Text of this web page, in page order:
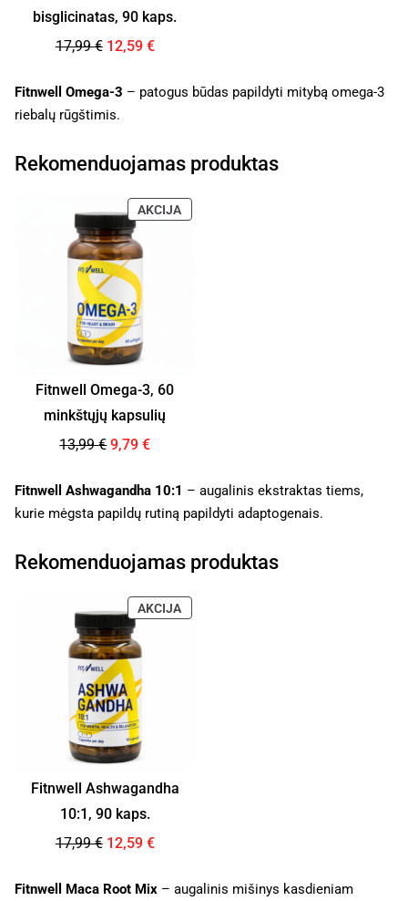
bisglicinatas, 90 kaps.
17,99€ 12,59 €
Fitnwell Omega-3 – patogus būdas papildyti mitybą omega-3
riebalų rūgštimis.
Rekomenduojamas produktas
AKCIJA
Fitnwell Omega-3, 60
minkštųjų kapsulių
13,99€ 9,79€
Fitnwell Ashwagandha 10:1 – augalinis ekstraktas tiems,
kurie mėgsta papildų rutiną papildyti adaptogenais.
Rekomenduojamas produktas
AKCIJA
Fitnwell Ashwagandha
10:1, 90 kaps.
17,99€ 12,59 €
Fitnwell Maca Root Mix – augalinis mišinys kasdieniam